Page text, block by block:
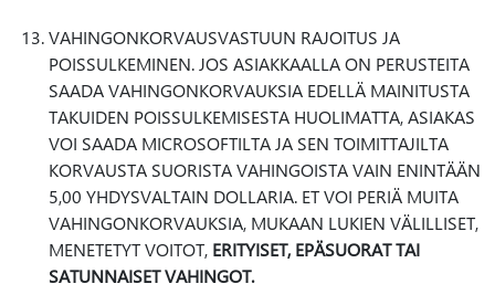
VAHINGONKORVAUSVASTUUN RAJOITUS JA
POISSULKEMINEN. JOS ASIAKKAALLA ON PERUSTEITA
SAADA VAHINGONKORVAUKSIA EDELLÄ MAINITUSTA
TAKUIDEN POISSULKEMISESTA HUOLIMATTA, ASIAKAS
VOI SAADA MICROSOFTILTA JA SEN TOIMITTAJILTA
KORVAUSTA SUORISTA VAHINGOISTA VAIN ENINTÄÄN
5,00 YHDYSVALTAIN DOLLARIA. ET VOI PERIÄ MUITA
VAHINGONKORVAUKSIA, MUKAAN LUKIEN VÄLILLISET,
MENETETYT VOITOT, ERITYISET, EPÄSUORAT TAI
SATUNNAISET VAHINGOT.